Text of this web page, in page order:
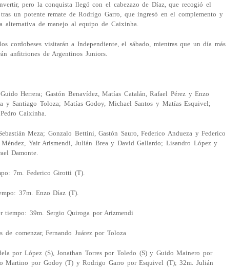
pero la conquista llegó con el cabezazo de Díaz, que recogió el
un potente remate de Rodrigo Garro, que ingresó en el complemento y
alternativa de manejo al equipo de Caixinha.
cordobeses visitarán a Independiente, el sábado, mientras que un día más
anfitriones de Argentinos Juniors.
Herrera; Gastón Benavídez, Matías Catalán, Rafael Pérez y Enzo
y Santiago Toloza; Matías Godoy, Michael Santos y Matías Esquivel;
Caixinha.
Meza; Gonzalo Bettini, Gastón Sauro, Federico Andueza y Federico
Méndez, Yair Arismendi, Julián Brea y David Gallardo; Lisandro López y
Damonte.
7m. Federico Girotti (T).
37m. Enzo Díaz (T).
tiempo: 39m. Sergio Quiroga por Arizmendi
de comenzar, Fernando Juárez por Toloza
por López (S), Jonathan Torres por Toledo (S) y Guido Mainero por
Martino por Godoy (T) y Rodrigo Garro por Esquivel (T); 32m. Julián